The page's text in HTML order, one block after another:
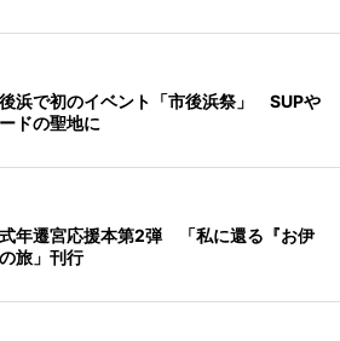
浜で初のイベント「市後浜祭」 SUPや
ドの聖地に
年遷宮応援本第2弾 「私に還る『お伊
旅」刊行